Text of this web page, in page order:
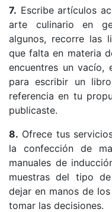
7. Escribe artículos
arte culinario en
algunos, recorre las
que falta en materia
encuentres un vacío,
para escribir un
referencia en tu
publicaste.
8. Ofrece tus
la confección de
manuales de
muestras del tipo
dejar en manos de
tomar las decisiones.